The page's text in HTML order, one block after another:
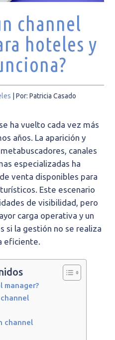
channel
hoteles y
|Por: Patricia Casado
ha vuelto cada vez más
años. La aparición y
canales
especializadas ha
venta disponibles para
Este escenario
de visibilidad, pero
carga operativa y un
si la gestión no se realiza
eficiente.
manager?
channel